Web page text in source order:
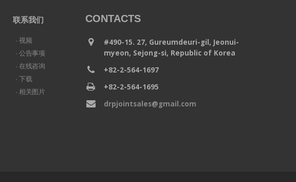
联系我们
· 视频
· 公告事项
· 在线咨询
· 下载
· 相关图片
CONTACTS
#490-15. 27, Gureumdeuri-gil, Jeonui-
myeon, Sejong-si, Republic of Korea
+82-2-564-1697
+82-2-564-1695
drpjointsales@gmail.com